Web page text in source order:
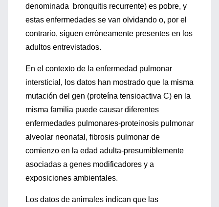
denominada bronquitis recurrente) es pobre, y
estas enfermedades se van olvidando o, por el
contrario, siguen erróneamente presentes en los
adultos entrevistados.
En el contexto de la enfermedad pulmonar
intersticial, los datos han mostrado que la misma
mutación del gen (proteína tensioactiva C) en la
misma familia puede causar diferentes
enfermedades pulmonares-proteinosis pulmonar
alveolar neonatal, fibrosis pulmonar de
comienzo en la edad adulta-presumiblemente
asociadas a genes modificadores y a
exposiciones ambientales.
Los datos de animales indican que las